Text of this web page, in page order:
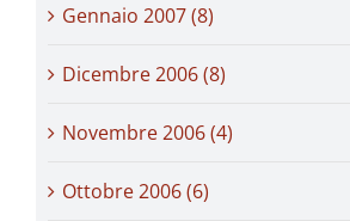
Gennaio 2007 (8)
Dicembre 2006 (8)
Novembre 2006 (4)
Ottobre 2006 (6)